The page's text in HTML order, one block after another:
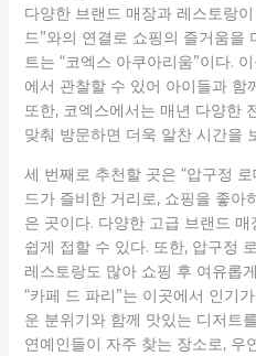
다양한 브랜드 매장과 레스토랑
드”와의 연결로 쇼핑의 즐거움을
트는 “코엑스 아쿠아리움”이다.
에서 관찰할 수 있어 아이들과 함
또한, 코엑스에서는 매년 다양한
맞춰 방문하면 더욱 알찬 시간을
세 번째로 추천할 곳은 “압구정
드가 즐비한 거리로, 쇼핑을 좋아
은 곳이다. 다양한 고급 브랜드
쉽게 접할 수 있다. 또한, 압구정
레스토랑도 많아 쇼핑 후 여유롭
“카페 드 파리”는 이곳에서 인기
운 분위기와 함께 맛있는 디저트
연예인들이 자주 찾는 장소로, 우